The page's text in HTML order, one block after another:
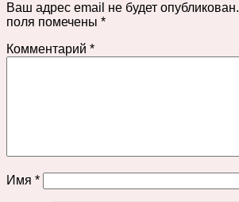
Ваш адрес email не будет опубликован.
поля помечены *
Комментарий *
Имя *